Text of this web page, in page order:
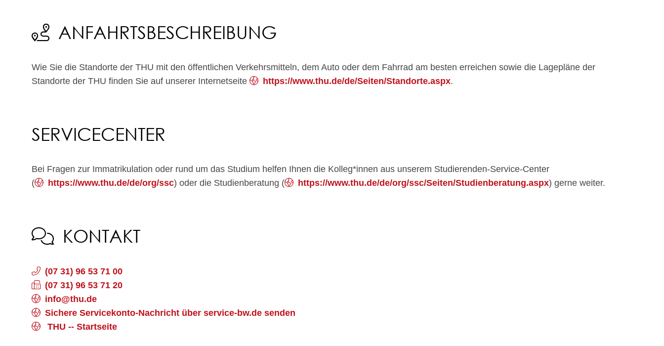
ANFAHRTSBESCHREIBUNG
Wie Sie die Standorte der THU mit den öffentlichen Verkehrsmitteln, dem Auto oder dem Fahrrad am besten erreichen sowie die Lagepläne der
Standorte der THU finden Sie auf unserer Internetseite
https://www.thu.de/de/Seiten/Standorte.aspx.
SERVICECENTER
Bei Fragen zur Immatrikulation oder rund um das Studium helfen Ihnen die Kolleg*innen aus unserem Studierenden-Service-Center
(
https://www.thu.de/de/org/ssc) oder die Studienberatung ( https://www.thu.de/de/org/ssc/Seiten/Studienberatung.aspx) gerne weiter.
KONTAKT
(07 31) 96 53 71 00
(07 31) 96 53 71 20
info@thu.de
Sichere Servicekonto-Nachricht über service-bw.de senden
THU -- Startseite